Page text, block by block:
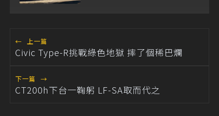
← 上一篇
Civic Type-R挑戰綠色地獄 摔了個稀巴爛
下一篇 →
CT200h下台一鞠躬 LF-SA取而代之